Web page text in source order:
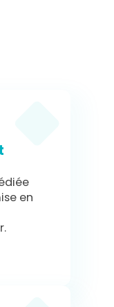
en